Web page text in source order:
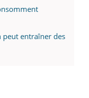
entraîner des